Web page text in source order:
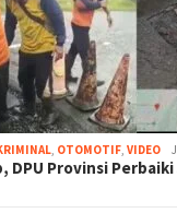
OTOMOTIF ,VIDEO
DPU Provinsi